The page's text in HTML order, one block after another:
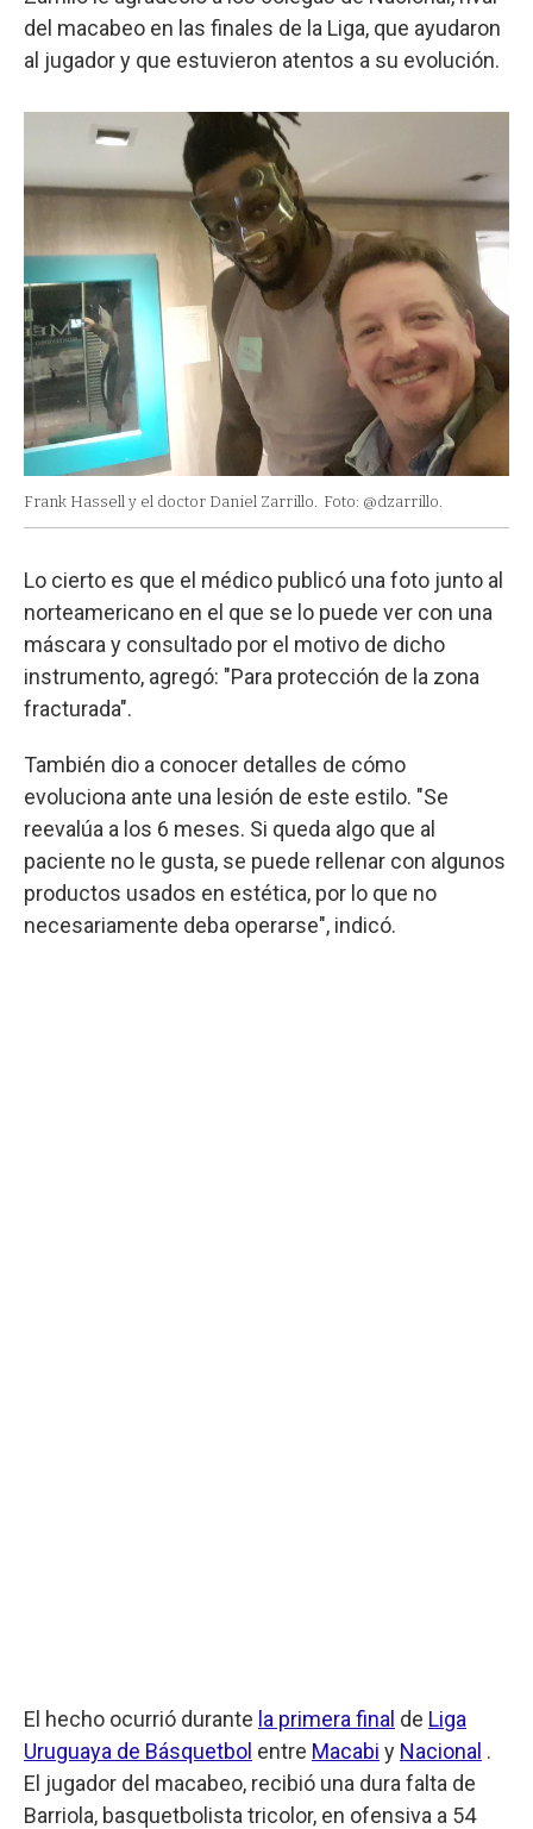
del macabeo en las finales de la Liga, que ayudaron
al jugador y que estuvieron atentos a su evolución.
Frank Hassell y el doctor Daniel Zarrillo. Foto: @dzarrillo.
Lo cierto es que el médico publicó una foto junto al
norteamericano en el que se lo puede ver con una
máscara y consultado por el motivo de dicho
instrumento, agregó: "Para protección de la zona
fracturada".
También dio a conocer detalles de cómo
evoluciona ante una lesión de este estilo. "Se
reevalúa a los 6 meses. Si queda algo que al
paciente no le gusta, se puede rellenar con algunos
productos usados en estética, por lo que no
necesariamente deba operarse", indicó.
El hecho ocurrió durante la primera final de Liga
Uruguaya de Básquetbol entre Macabi y Nacional .
El jugador del macabeo, recibió una dura falta de
Barriola, basquetbolista tricolor, en ofensiva a 54